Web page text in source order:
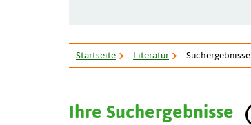
Startseite Literatur Suchergebnisse
Ihre Suchergebnisse